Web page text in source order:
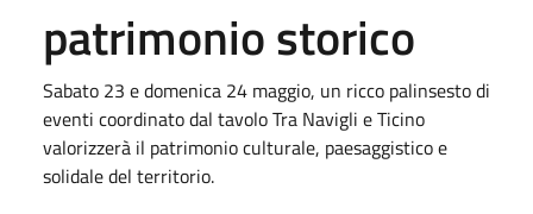
patrimonio storico
Sabato 23 e domenica 24 maggio, un ricco palinsesto di
eventi coordinato dal tavolo Tra Navigli e Ticino
valorizzerà il patrimonio culturale, paesaggistico e
solidale del territorio.